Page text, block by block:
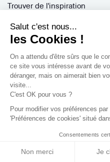
Salut c'est nous...
les Cookies !
On a attendu d'être sûrs que le
ce site vous intéresse avant de
déranger, mais on aimerait bien
visite...
C'est OK pour vous ?
Pour modifier vos préférences
'Préférences de cookies' situé
Consentements
Non merci Je
Trouver de l'inspiration
Rejoignez-nous !